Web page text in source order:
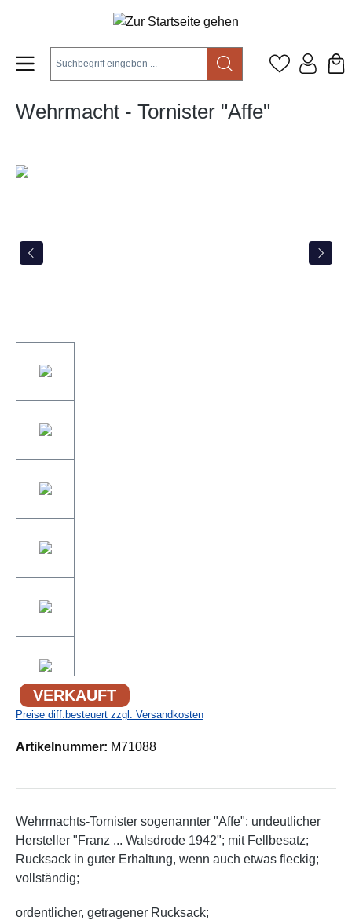
Zum Hauptinhalt springen
Wehrmacht - Tornister "Affe"
VERKAUFT
Preise diff.besteuert zzgl. Versandkosten
Artikelnummer: M71088
Wehrmachts-Tornister sogenannter "Affe"; undeutlicher
Hersteller "Franz ... Walsdrode 1942"; mit Fellbesatz;
Rucksack in guter Erhaltung, wenn auch etwas fleckig;
vollständig;
ordentlicher, getragener Rucksack;